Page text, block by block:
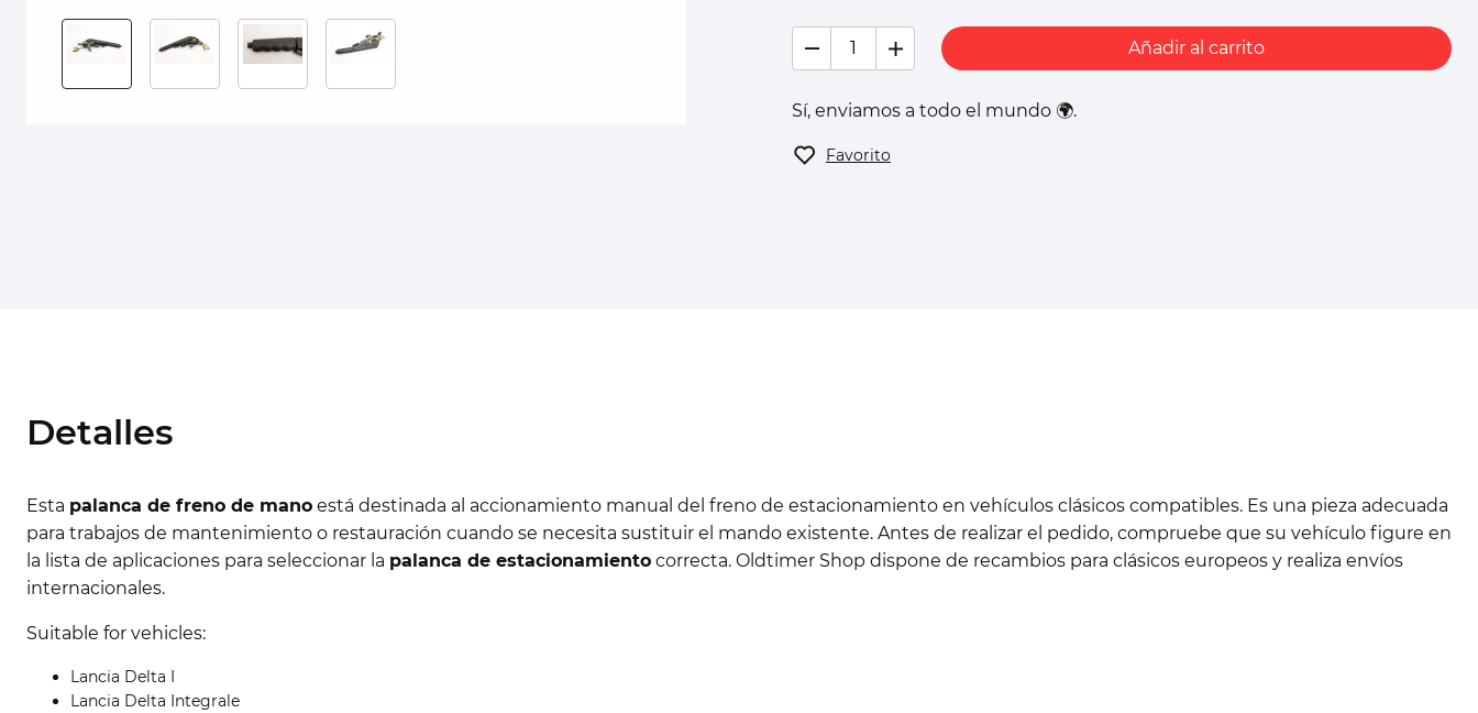
Añadir al carrito
Sí, enviamos a todo el mundo 🌍.
Favorito
Detalles
Esta palanca de freno de mano está destinada al accionamiento manual del freno de estacionamiento en vehículos clásicos compatibles. Es una pieza adecuada
para trabajos de mantenimiento o restauración cuando se necesita sustituir el mando existente. Antes de realizar el pedido, compruebe que su vehículo figure en
la lista de aplicaciones para seleccionar la palanca de estacionamiento correcta. Oldtimer Shop dispone de recambios para clásicos europeos y realiza envíos
internacionales.
Suitable for vehicles:
Lancia Delta I
Lancia Delta Integrale